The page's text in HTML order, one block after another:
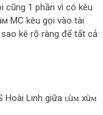
cũng 1 phần vì có kêu
MC kêu gọi vào tài
kê rõ ràng để tất cả
Hoài Linh giữa ʟùᴍ хùᴍ